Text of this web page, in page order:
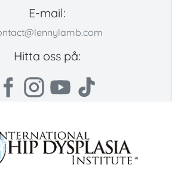
E-mail:
Hitta oss på: